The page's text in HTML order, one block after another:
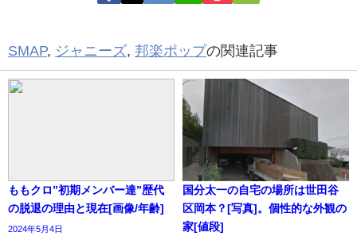
SMAP, ジャニーズ, 邦楽ポップの関連記事
ももクロ”初期メンバー達”歴代
の脱退の理由と現在[画像/年齢]
2024年5月4日
国分太一の自宅の場所は世田谷
区岡本？[写真]。個性的な外観の
家[値段]